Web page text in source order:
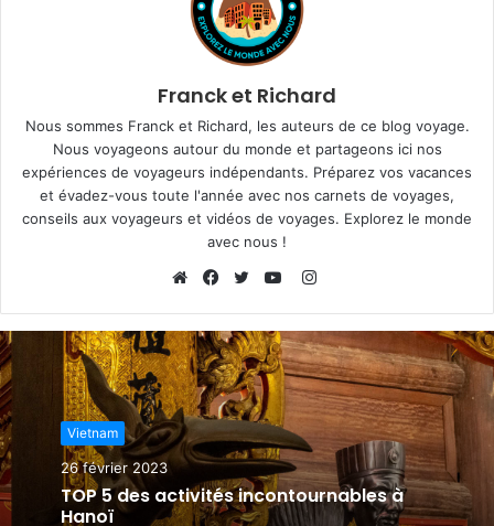
Franck et Richard
Nous sommes Franck et Richard, les auteurs de ce blog voyage.
Nous voyageons autour du monde et partageons ici nos
expériences de voyageurs indépendants. Préparez vos vacances
et évadez-vous toute l'année avec nos carnets de voyages,
conseils aux voyageurs et vidéos de voyages. Explorez le monde
avec nous !
e
b
s
i
t
e
a
c
e
b
o
o
k
w
i
t
t
e
r
o
u
T
u
b
e
I
s
t
a
g
r
a
m
Vietnam
26 février 2023
TOP 5 des activités incontournables à
Hanoï